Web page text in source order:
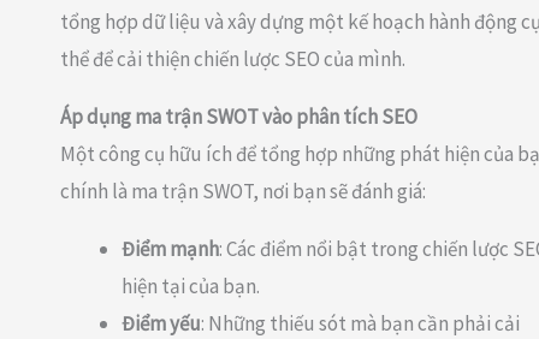
tổng hợp dữ liệu và xây dựng một kế hoạch hành động
thể để cải thiện chiến lược SEO của mình.
Áp dụng ma trận SWOT vào phân tích SEO
Một công cụ hữu ích để tổng hợp những phát hiện của
chính là ma trận SWOT, nơi bạn sẽ đánh giá:
Điểm mạnh: Các điểm nổi bật trong chiến lược
hiện tại của bạn.
Điểm yếu: Những thiếu sót mà bạn cần phải cải